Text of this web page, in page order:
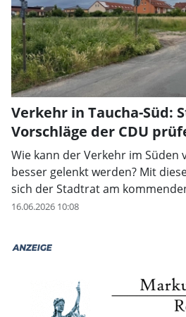
Verkehr in Taucha-Süd:
Vorschläge der CDU
Wie kann der Verkehr im Süden
besser gelenkt werden? Mit
sich der Stadtrat am
Grundlage ist ein
16.06.2026 10:08